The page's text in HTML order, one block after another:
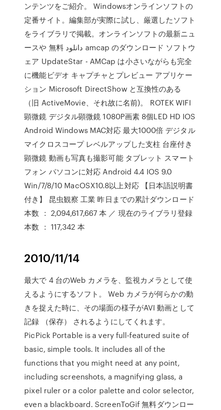
ンテンツをご紹介。 Windowsオンラインソフトの
定番サイト。編集部が実際に試し、厳選したソフト
をライブラリで掲載。オンラインソフトの最新ニュ
ースや 無料 دانلود amcap のダウンロード ソフトウ
ェア UpdateStar - AMCap は小さいながらも完全
に機能ビデオ キャプチャとプレビュー アプリケー
ション Microsoft DirectShow と互換性のある
（旧 ActiveMovie、それ故に名前)。 ROTEK WIFI
顕微鏡 デジタル顕微鏡 1080P画素 8個LED HD IOS
Android Windows MAC対応 最大1000倍 デジタル
マイクロスコープ レベルアップした支柱 台座付き
顕微鏡 動画も写真も撮影可能 タブレット スマート
フォン パソコンに対応 Android 4.4 IOS 9.0
Win/7/8/10 MacOSX10.8以上対応 【日本語説明書
付き】 昆虫観察 工業 昨日までの累計ダウンロード
本数 ： 2,094,617,667 本 ／ 現在のライブラリ登録
本数 ： 117,342 本
2010/11/14
最大で 4 台のWeb カメラを、監視カメラとして使
えるようにするソフト。 Web カメラが何らかの動
きを捉えた時に、その場面の様子がAVI 動画として
記録 （保存） されるようにしてくれます。
PicPick Portable is a very full-featured suite of
basic, simple tools. It includes all of the
functions that you might need at any point,
including screenshots, a magnifying glass, a
pixel ruler or a color palette and color selector,
even a blackboard. ScreenToGif 無料ダウンロー